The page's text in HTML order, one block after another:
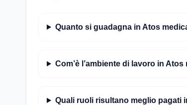
Quanto si guadagna in Atos
Com’è l’ambiente di lavoro in
Quali ruoli risultano meglio pagati